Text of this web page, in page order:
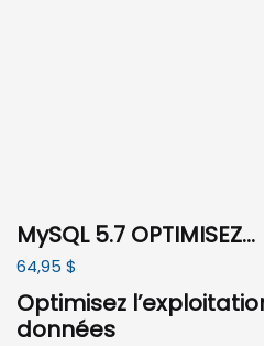
MySQL 5.7 OPTIMISEZ…
64,95 $
Optimisez
données